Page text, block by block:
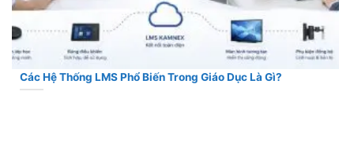
Các Hệ Thống LMS Phổ Biến Trong Giáo Dục Là Gì?